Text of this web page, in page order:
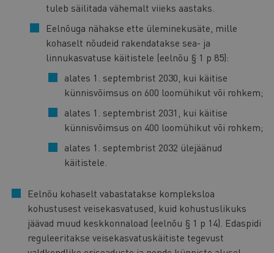
tuleb säilitada vähemalt viieks aastaks.
Eelnõuga nähakse ette üleminekusäte, mille
kohaselt nõudeid rakendatakse sea- ja
linnukasvatuse käitistele (eelnõu § 1 p 85):
alates 1. septembrist 2030, kui käitise
künnisvõimsus on 600 loomühikut või rohkem;
alates 1. septembrist 2031, kui käitise
künnisvõimsus on 400 loomühikut või rohkem;
alates 1. septembrist 2032 ülejäänud
käitistele.
Eelnõu kohaselt vabastatakse kompleksloa
kohustusest veisekasvatused, kuid kohustuslikuks
jäävad muud keskkonnaload (eelnõu § 1 p 14). Edaspidi
reguleeritakse veisekasvatuskäitiste tegevust